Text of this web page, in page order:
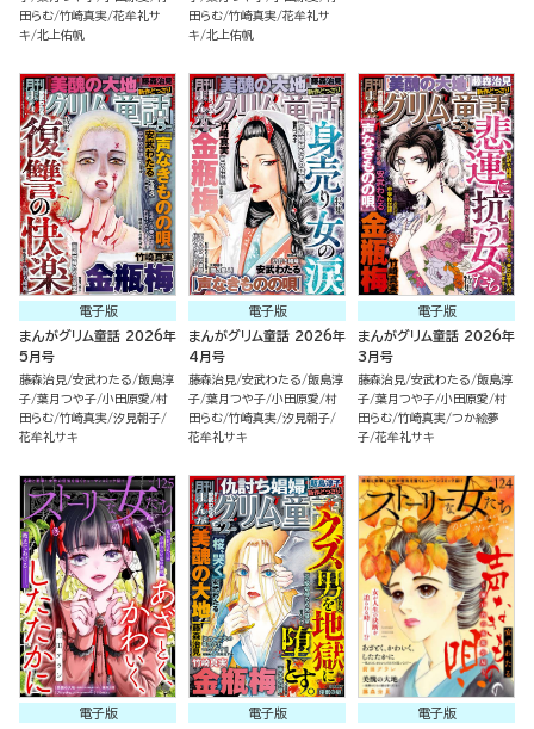
田らむ 竹崎真実 花牟礼サ
キ 北上佑帆
田らむ 竹崎真実 花牟礼サ
キ 北上佑帆
電子版
まんがグリム童話 2026年
5月号
藤森治見 安武わたる 飯島淳
子 葉月つや子 小田原愛 村
田らむ 竹崎真実 汐見朝子
花牟礼サキ
電子版
まんがグリム童話 2026年
4月号
藤森治見 安武わたる 飯島淳
子 葉月つや子 小田原愛 村
田らむ 竹崎真実 汐見朝子
花牟礼サキ
電子版
まんがグリム童話 2026年
3月号
藤森治見 安武わたる 飯島淳
子 葉月つや子 小田原愛 村
田らむ 竹崎真実 つか絵夢
子 花牟礼サキ
電子版
電子版
電子版